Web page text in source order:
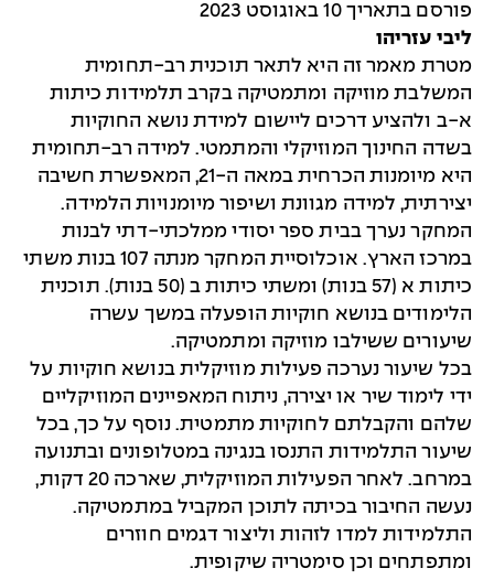
פורסם בתאריך 10 באוגוסט 2023
ליבי עזריהו
מטרת מאמר זה היא לתאר תוכנית רב-תחומית
המשלבת מוזיקה ומתמטיקה בקרב תלמידות כיתות
א-ב ולהציע דרכים ליישום למידת נושא החוקיות
בשדה החינוך המוזיקלי והמתמטי. למידה רב-תחומית
היא מיומנות הכרחית במאה ה-21, המאפשרת חשיבה
יצירתית, למידה מגוונת ושיפור מיומנויות הלמידה.
המחקר נערך בבית ספר יסודי ממלכתי-דתי לבנות
במרכז הארץ. אוכלוסיית המחקר מנתה 107 בנות משתי
כיתות א (57 בנות) ומשתי כיתות ב (50 בנות). תוכנית
הלימודים בנושא חוקיות הופעלה במשך עשרה
שיעורים ששילבו מוזיקה ומתמטיקה.
בכל שיעור נערכה פעילות מוזיקלית בנושא חוקיות על
ידי לימוד שיר או יצירה, ניתוח המאפיינים המוזיקליים
שלהם והקבלתם לחוקיות מתמטית. נוסף על כך, בכל
שיעור התלמידות התנסו בנגינה במטלופונים ובתנועה
במרחב. לאחר הפעילות המוזיקלית, שארכה 20 דקות,
נעשה החיבור בכיתה לתוכן המקביל במתמטיקה.
התלמידות למדו לזהות וליצור דגמים חוזרים
ומתפתחים וכן סימטריה שיקופית.